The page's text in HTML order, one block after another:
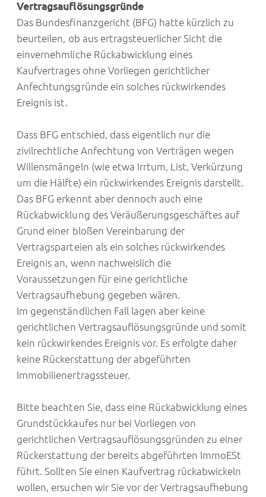
Vertragsauflösungsgründe
Das Bundesfinanzgericht (BFG) hatte kürzlich zu
beurteilen, ob aus ertragsteuerlicher Sicht die
einvernehmliche Rückabwicklung eines
Kaufvertrages ohne Vorliegen gerichtlicher
Anfechtungsgründe ein solches rückwirkendes
Ereignis ist.
Dass BFG entschied, dass eigentlich nur die
zivilrechtliche Anfechtung von Verträgen wegen
Willensmängeln (wie etwa Irrtum, List, Verkürzung
um die Hälfte) ein rückwirkendes Ereignis darstellt.
Das BFG erkennt aber dennoch auch eine
Rückabwicklung des Veräußerungsgeschäftes auf
Grund einer bloßen Vereinbarung der
Vertragsparteien als ein solches rückwirkendes
Ereignis an, wenn nachweislich die
Voraussetzungen für eine gerichtliche
Vertragsaufhebung gegeben wären.
Im gegenständlichen Fall lagen aber keine
gerichtlichen Vertragsauflösungsgründe und somit
kein rückwirkendes Ereignis vor. Es erfolgte daher
keine Rückerstattung der abgeführten
Immobilienertragssteuer.
Bitte beachten Sie, dass eine Rückabwicklung eines
Grundstückkaufes nur bei Vorliegen von
gerichtlichen Vertragsauflösungsgründen zu einer
Rückerstattung der bereits abgeführten ImmoESt
führt. Sollten Sie einen Kaufvertrag rückabwickeln
wollen, ersuchen wir Sie vor der Vertragsaufhebung